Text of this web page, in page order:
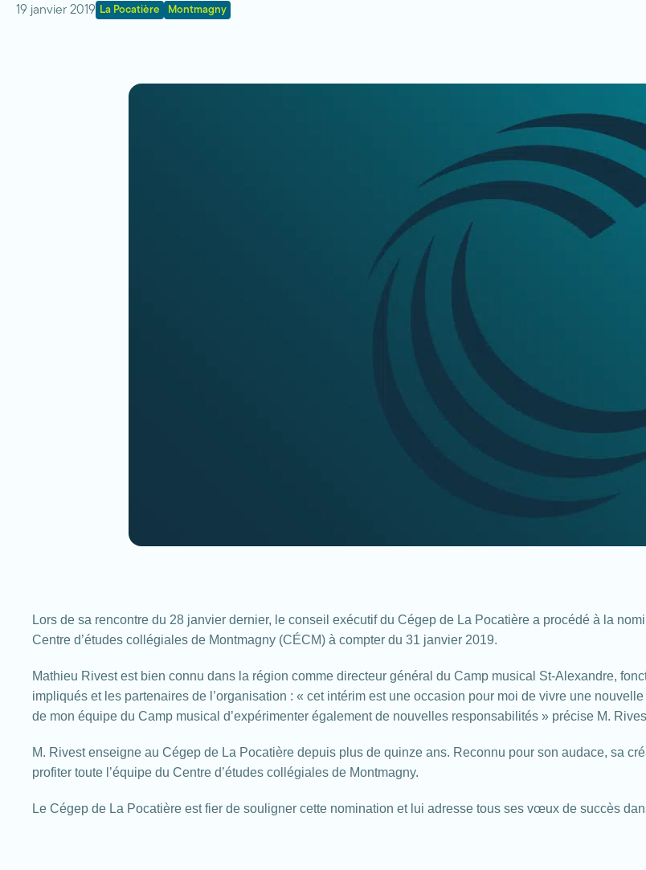
19 janvier 2019 La Pocatière Montmagny
Lors de sa rencontre du 28 janvier dernier, le conseil exécutif du Cégep de La Pocatière a procédé à la
Centre d’études collégiales de Montmagny (CÉCM) à compter du 31 janvier 2019.
Mathieu Rivest est bien connu dans la région comme directeur général du Camp musical St-Alexandre,
impliqués et les partenaires de l’organisation : « cet intérim est une occasion pour moi de vivre une
de mon équipe du Camp musical d’expérimenter également de nouvelles responsabilités » précise M.
M. Rivest enseigne au Cégep de La Pocatière depuis plus de quinze ans. Reconnu pour son audace, sa
profiter toute l’équipe du Centre d’études collégiales de Montmagny.
Le Cégep de La Pocatière est fier de souligner cette nomination et lui adresse tous ses vœux de succès